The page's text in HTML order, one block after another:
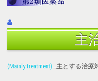
主
(Mainly treatment)…主とする治療